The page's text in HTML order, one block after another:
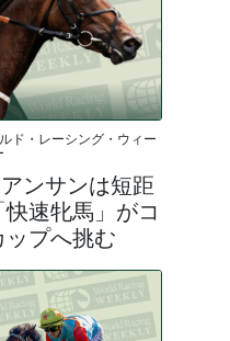
ド・レーシング・ウィー
ンサンは短距
速牝馬」がコ
プへ挑む